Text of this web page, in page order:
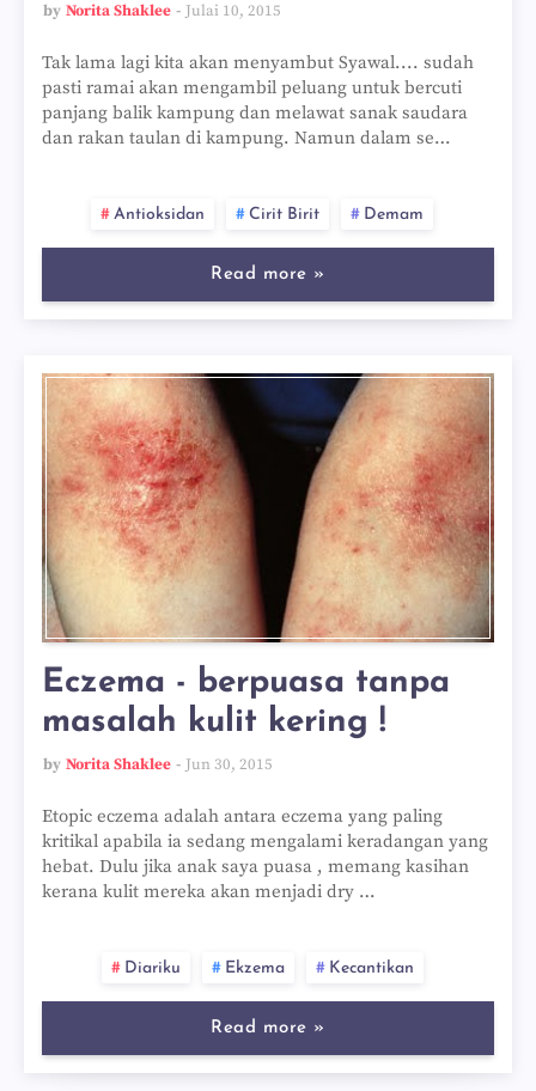
by Norita Shaklee Julai 10, 2015
Tak lama lagi kita akan menyambut Syawal.... sudah
pasti ramai akan mengambil peluang untuk bercuti
panjang balik kampung dan melawat sanak saudara
dan rakan taulan di kampung. Namun dalam se…
Antioksidan Cirit Birit Demam
Read more »
Eczema - berpuasa tanpa
masalah kulit kering !
by Norita Shaklee Jun 30, 2015
Etopic eczema adalah antara eczema yang paling
kritikal apabila ia sedang mengalami keradangan yang
hebat. Dulu jika anak saya puasa , memang kasihan
kerana kulit mereka akan menjadi dry …
Diariku Ekzema Kecantikan
Read more »